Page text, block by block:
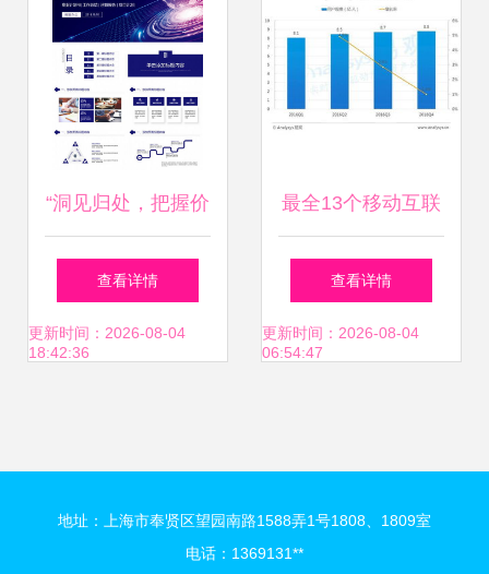
据服务新变革
“洞见归处，把握价
值” 一份从零搭建
年度数据的熊猫办
查看详情
更新时间：2026-08-04
18:42:36
最全13个移动互联
网数据盘点 趋势前
瞻与数据价值再定
查看详情
更新时间：2026-08-04
06:54:47
地址：上海市奉贤区望园南路1588弄1号1808、1809室
电话：1369131**